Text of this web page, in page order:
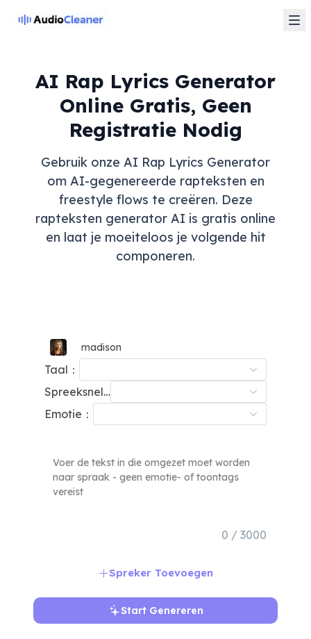
AI Rap Lyrics Generator
Online Gratis, Geen
Registratie Nodig
Gebruik onze AI Rap Lyrics Generator
om AI-gegenereerde rapteksten en
freestyle flows te creëren. Deze
rapteksten generator AI is gratis online
en laat je moeiteloos je volgende hit
componeren.
madison
Taal：
Spreeksnelheid：
Emotie：
0 / 3000
Spreker Toevoegen
Start Genereren